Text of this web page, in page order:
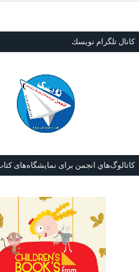
كانال تلگرام نويسك
كاتالوگ‌هاي انجمن برای نمايشگاه‌های كتاب 2017-